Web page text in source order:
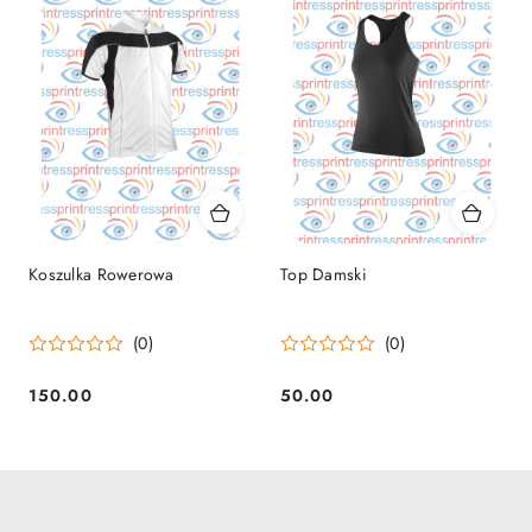
Koszulka Rowerowa
(0)
Cena:
150.00
Top Damski
(0)
Cena:
50.00